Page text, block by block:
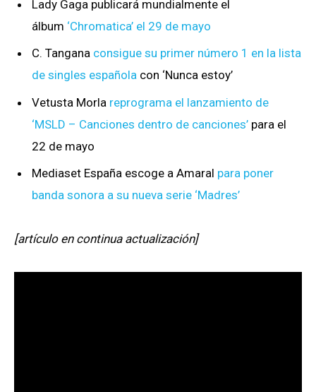
Lady Gaga publicará mundialmente el
álbum ‘Chromatica’ el 29 de mayo
C. Tangana consigue su primer número 1 en la lista
de singles española con ‘Nunca estoy’
Vetusta Morla reprograma el lanzamiento de
‘MSLD – Canciones dentro de canciones’ para el
22 de mayo
Mediaset España escoge a Amaral para poner
banda sonora a su nueva serie ‘Madres’
[artículo en continua actualización]